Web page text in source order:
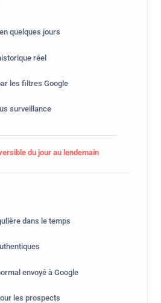
quelques jours
réel
les filtres Google
surveillance
du jour au lendemain
dans le temps
envoyé à Google
les prospects